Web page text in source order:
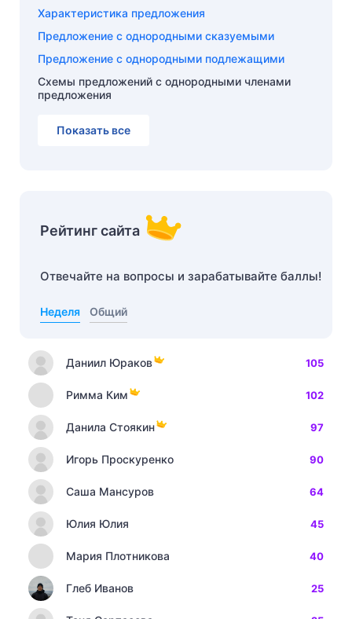
Характеристика предложения
Предложение с однородными сказуемыми
Предложение с однородными подлежащими
Схемы предложений с однородными членами
предложения
Показать все
Рейтинг сайта
Отвечайте на вопросы и зарабатывайте баллы!
Неделя Общий
Даниил Юраков 105
Римма Ким 102
Данила Стоякин 97
Игорь Проскуренко 90
Саша Мансуров 64
Юлия Юлия 45
Мария Плотникова 40
Глеб Иванов 25